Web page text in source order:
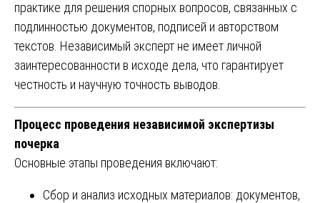
практике для решения спорных вопросов, связанных с
подлинностью документов, подписей и авторством
текстов. Независимый эксперт не имеет личной
заинтересованности в исходе дела, что гарантирует
честность и научную точность выводов.
Процесс проведения независимой экспертизы
почерка
Основные этапы проведения включают:
Сбор и анализ исходных материалов: документов,